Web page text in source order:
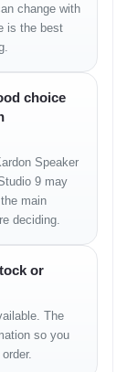
change with
is the best
choice
Speaker
9 may
main
deciding.
or
The
so you